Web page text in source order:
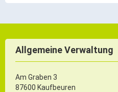
Allgemeine Verwaltung
Am Graben 3
87600 Kaufbeuren